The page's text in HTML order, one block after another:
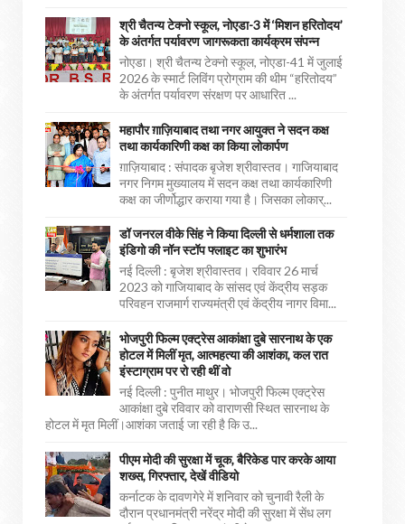
श्री चैतन्य टेक्नो स्कूल, नोएडा-3 में ‘मिशन हरितोदय’
के अंतर्गत पर्यावरण जागरूकता कार्यक्रम संपन्न
नोएडा। श्री चैतन्य टेक्नो स्कूल, नोएडा-41 में जुलाई
2026 के स्मार्ट लिविंग प्रोग्राम की थीम “हरितोदय”
के अंतर्गत पर्यावरण संरक्षण पर आधारित ...
महापौर ग़ाज़ियाबाद तथा नगर आयुक्त ने सदन कक्ष
तथा कार्यकारिणी कक्ष का किया लोकार्पण
ग़ाज़ियाबाद : संपादक बृजेश श्रीवास्तव। गाजियाबाद
नगर निगम मुख्यालय में सदन कक्ष तथा कार्यकारिणी
कक्ष का जीर्णोद्धार कराया गया है। जिसका लोकार्...
डॉ जनरल वीके सिंह ने किया दिल्ली से धर्मशाला तक
इंडिगो की नॉन स्टॉप फ्लाइट का शुभारंभ
नई दिल्ली : बृजेश श्रीवास्तव। रविवार 26 मार्च
2023 को गाजियाबाद के सांसद एवं केंद्रीय सड़क
परिवहन राजमार्ग राज्यमंत्री एवं केंद्रीय नागर विमा...
भोजपुरी फिल्म एक्ट्रेस आकांक्षा दुबे सारनाथ के एक
होटल में मिलीं मृत, आत्महत्या की आशंका, कल रात
इंस्टाग्राम पर रो रही थीं वो
नई दिल्ली : पुनीत माथुर। भोजपुरी फिल्म एक्ट्रेस
आकांक्षा दुबे रविवार को वाराणसी स्थित सारनाथ के
होटल में मृत मिलीं।आशंका जताई जा रही है कि उ...
पीएम मोदी की सुरक्षा में चूक, बैरिकेड पार करके आया
शख्स, गिरफ्तार, देखें वीडियो
कर्नाटक के दावणगेरे में शनिवार को चुनावी रैली के
दौरान प्रधानमंत्री नरेंद्र मोदी की सुरक्षा में सेंध लग